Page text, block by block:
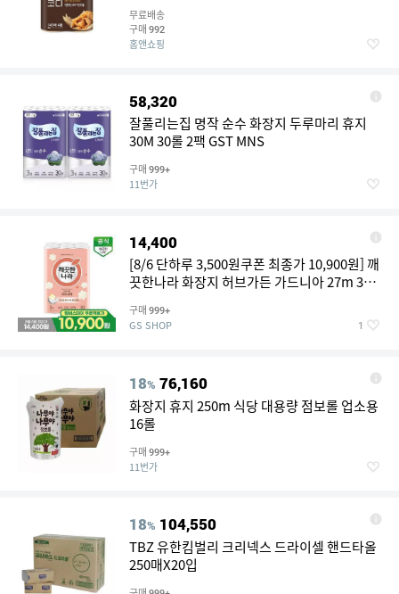
무료배송
구매 992
홈앤쇼핑
58,320
잘풀리는집 명작 순수 화장지 두루마리 휴지
30M 30롤 2팩 GST MNS
구매 999+
11번가
14,400
[8/6 단하루 3,500원쿠폰 최종가 10,900원] 깨
끗한나라 화장지 허브가든 가드니아 27m 30
구매 999+
GS SHOP 1
18% 76,160
화장지 휴지 250m 식당 대용량 점보롤 업소용
16롤
구매 999+
11번가
18% 104,550
TBZ 유한킴벌리 크리넥스 드라이셀 핸드타올
250매X20입